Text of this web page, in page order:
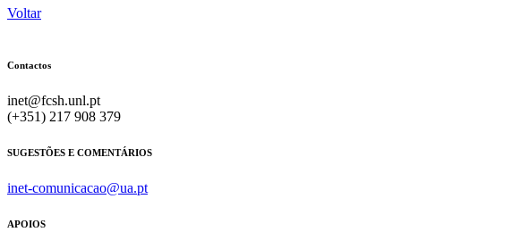
Voltar
Contactos
inet@fcsh.unl.pt
(+351) 217 908 379
SUGESTÕES E COMENTÁRIOS
inet-comunicacao@ua.pt
APOIOS